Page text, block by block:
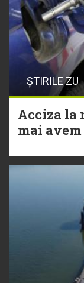
ȘTIRILE ZU
Acciza la
mai